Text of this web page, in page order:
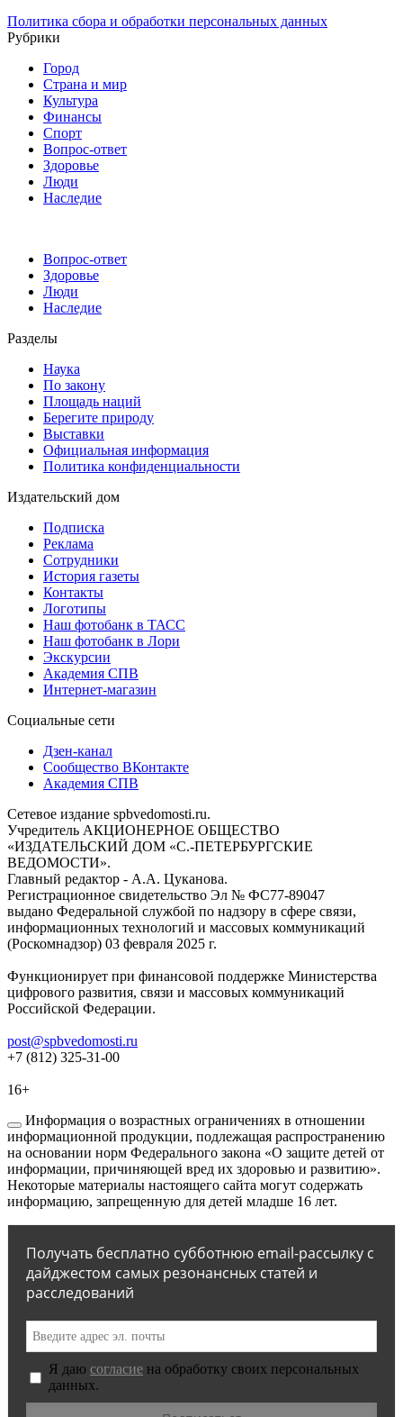
Политика сбора и обработки персональных данных
Рубрики
Город
Страна и мир
Культура
Финансы
Спорт
Вопрос-ответ
Здоровье
Люди
Наследие
Вопрос-ответ
Здоровье
Люди
Наследие
Разделы
Наука
По закону
Площадь наций
Берегите природу
Выставки
Официальная информация
Политика конфиденциальности
Издательский дом
Подписка
Реклама
Сотрудники
История газеты
Контакты
Логотипы
Наш фотобанк в ТАСС
Наш фотобанк в Лори
Экскурсии
Академия СПВ
Интернет-магазин
Социальные сети
Дзен-канал
Сообщество ВКонтакте
Академия СПВ
Сетевое издание spbvedomosti.ru.
Учредитель АКЦИОНЕРНОЕ ОБЩЕСТВО
«ИЗДАТЕЛЬСКИЙ ДОМ «С.-ПЕТЕРБУРГСКИЕ
ВЕДОМОСТИ».
Главный редактор - А.А. Цуканова.
Регистрационное свидетельство Эл № ФС77-89047
выдано Федеральной службой по надзору в сфере связи,
информационных технологий и массовых коммуникаций
(Роскомнадзор) 03 февраля 2025 г.
Функционирует при финансовой поддержке Министерства
цифрового развития, связи и массовых коммуникаций
Российской Федерации.
post@spbvedomosti.ru
+7 (812) 325-31-00
16+
Информация о возрастных ограничениях в отношении
информационной продукции, подлежащая распространению
на основании норм Федерального закона «О защите детей от
информации, причиняющей вред их здоровью и развитию».
Некоторые материалы настоящего сайта могут содержать
информацию, запрещенную для детей младше 16 лет.
Получать бесплатно субботнюю email-рассылку с
дайджестом самых резонансных статей и
расследований
Я даю согласие на обработку своих персональных
данных.